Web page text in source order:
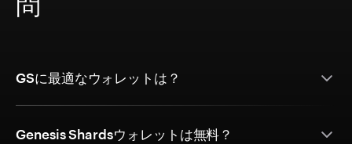
GSに最適なウォレットは？
Genesis Shardsウォレットは無料？